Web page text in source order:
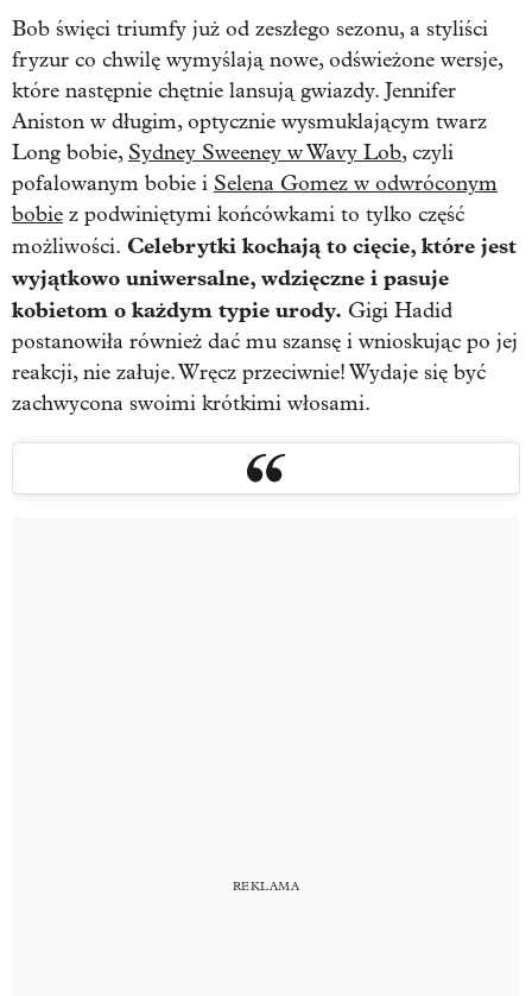
Bob święci triumfy już od zeszłego sezonu, a styliści
fryzur co chwilę wymyślają nowe, odświeżone wersje,
które następnie chętnie lansują gwiazdy. Jennifer
Aniston w długim, optycznie wysmuklającym twarz
Long bobie, Sydney Sweeney w Wavy Lob, czyli
pofalowanym bobie i Selena Gomez w odwróconym
bobie z podwiniętymi końcówkami to tylko część
możliwości. Celebrytki kochają to cięcie, które jest
wyjątkowo uniwersalne, wdzięczne i pasuje
kobietom o każdym typie urody. Gigi Hadid
postanowiła również dać mu szansę i wnioskując po jej
reakcji, nie załuje. Wręcz przeciwnie! Wydaje się być
zachwycona swoimi krótkimi włosami.